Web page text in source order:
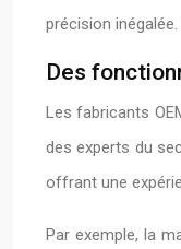
précision
Des
Les fabricants
des experts du
offrant une
Par exemple, la